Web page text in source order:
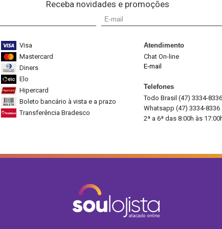
Receba novidades e promoções
Visa
Mastercard
Diners
Elo
Hipercard
Boleto bancário à vista e a prazo
Transferência Bradesco
Atendimento
Chat On-line
E-mail
Telefones
Todo Brasil (47) 3334-8336
Whatsapp (47) 3334-8336
2ª a 6ª das 8:00h às